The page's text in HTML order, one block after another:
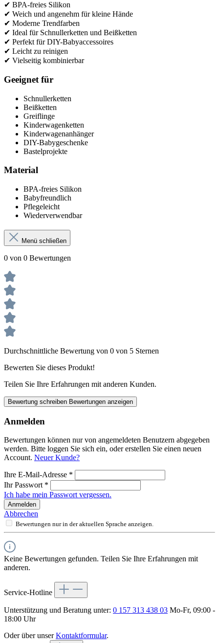
✔ BPA-freies Silikon
✔ Weich und angenehm für kleine Hände
✔ Moderne Trendfarben
✔ Ideal für Schnullerketten und Beißketten
✔ Perfekt für DIY-Babyaccessoires
✔ Leicht zu reinigen
✔ Vielseitig kombinierbar
Geeignet für
Schnullerketten
Beißketten
Greiflinge
Kinderwagenketten
Kinderwagenanhänger
DIY-Babygeschenke
Bastelprojekte
Material
BPA-freies Silikon
Babyfreundlich
Pflegeleicht
Wiederverwendbar
Menü schließen
0 von 0 Bewertungen
Durchschnittliche Bewertung von 0 von 5 Sternen
Bewerten Sie dieses Produkt!
Teilen Sie Ihre Erfahrungen mit anderen Kunden.
Bewertung schreiben Bewertungen anzeigen
Anmelden
Bewertungen können nur von angemeldeten Benutzern abgegeben
werden. Bitte loggen Sie sich ein, oder erstellen Sie einen neuen
Account. Neuer Kunde?
Ihre E-Mail-Adresse *
Ihr Passwort *
Ich habe mein Passwort vergessen.
Anmelden
Abbrechen
Bewertungen nur in der aktuellen Sprache anzeigen.
Keine Bewertungen gefunden. Teilen Sie Ihre Erfahrungen mit
anderen.
Service-Hotline
Unterstützung und Beratung unter: 0 157 313 438 03 Mo-Fr, 09:00 -
18:00 Uhr
Oder über unserKontaktformular.